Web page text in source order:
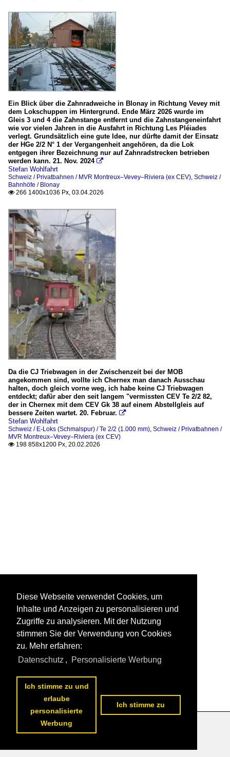
Ein Blick über die Zahnradweiche in Blonay in Richtung Vevey mit
dem Lokschuppen im Hintergrund. Ende März 2026 wurde im
Gleis 3 und 4 die Zahnstange entfernt und die Zahnstangeneinfahrt
wie vor vielen Jahren in die Ausfahrt in Richtung Les Pléiades
verlegt. Grundsätzlich eine gute Idee, nur dürfte damit der Einsatz
der HGe 2/2 N° 1 der Vergangenheit angehören, da die Lok
entgegen ihrer Bezeichnung nur auf Zahnradstrecken betrieben
werden kann. 21. Nov. 2024 
Stefan Wohlfahrt
Schweiz / Privatbahnen / MVR Montreux–Vevey–Riviera (ex CEV), Schweiz /
Bahnhöfe / Blonay
 266 1400x1036 Px, 03.04.2026
Da die CJ Triebwagen in der Zwischenzeit bei der MOB
angekommen sind, wollte ich Chernex man danach Ausschau
halten, doch gleich vorne weg, ich habe keine CJ Triebwagen
entdeckt; dafür aber den seit langem "vermissten CEV Te 2/2 82,
der in Chernex mit dem CEV Gk 38 auf einem Abstellgleis auf
bessere Zeiten wartet. 20. Februar. 
Stefan Wohlfahrt
Schweiz / E-Loks (Schmalspur) / Te 2/2 (1.000 mm), Schweiz / Privatbahnen /
MVR Montreux–Vevey–Riviera (ex CEV)
 198 858x1200 Px, 20.02.2026
Datenschutzerklärung
Diese Webseite verwendet Cookies, um
Inhalte und Anzeigen zu personalisieren und
Zugriffe zu analysieren. Mit der Nutzung
stimmen Sie der Verwendung von Cookies
zu. Mehr erfahren:
Datenschutz , Personalisierte Werbung
Ich stimme zu und
erlaube
personalisierte
Werbung
Ich stimme zu